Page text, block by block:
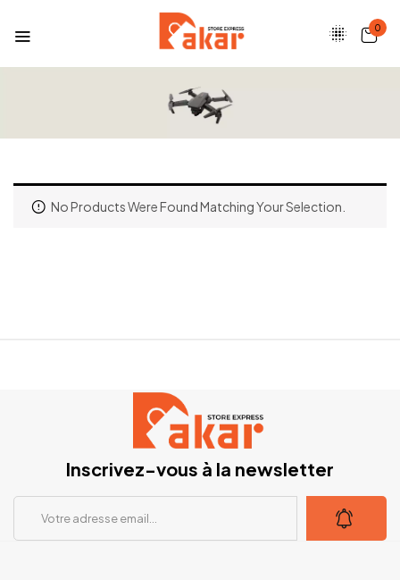
0
No Products Were Found Matching Your Selection.
Inscrivez-vous à la newsletter